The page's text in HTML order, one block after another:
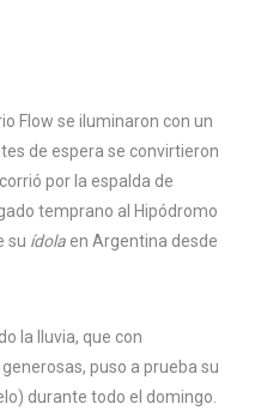
Flow se iluminaron con un
de espera se convirtieron
por la espalda de
temprano al Hipódromo
su ídola en Argentina desde
la lluvia, que con
puso a prueba su
durante todo el domingo.